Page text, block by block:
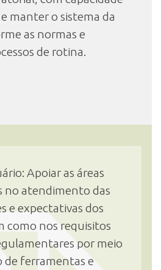
manter o sistema da
as normas e
de rotina.
Apoiar as áreas
no atendimento das
e expectativas dos
como nos requisitos
por meio
de ferramentas e